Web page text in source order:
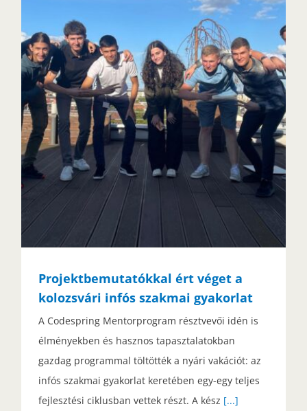
Projektbemutatókkal ért véget a
kolozsvári infós szakmai gyakorlat
A Codespring Mentorprogram résztvevői idén is
élményekben és hasznos tapasztalatokban
gazdag programmal töltötték a nyári vakációt: az
infós szakmai gyakorlat keretében egy-egy teljes
fejlesztési ciklusban vettek részt. A kész [...]